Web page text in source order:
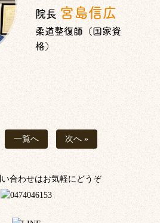
院長 宮島信広
柔道整復師（国家資
格）
一覧へ 次へ »
合わせはお気軽にどうぞ